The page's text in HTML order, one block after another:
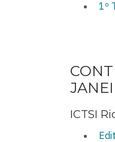
1º
ICTSI